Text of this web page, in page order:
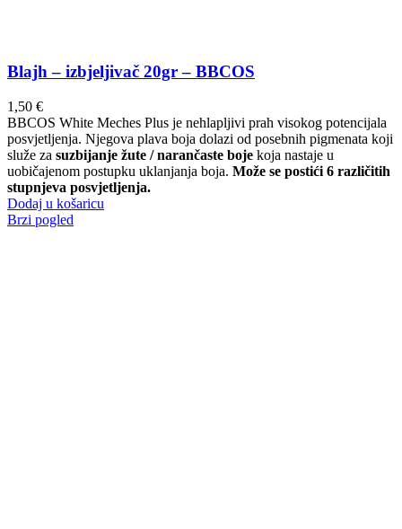
Blajh – izbjeljivač 20gr – BBCOS
1,50 €
BBCOS White Meches Plus je nehlapljivi prah visokog potencijala
posvjetljenja. Njegova plava boja dolazi od posebnih pigmenata koji
služe za suzbijanje žute / narančaste boje koja nastaje u
uobičajenom postupku uklanjanja boja. Može se postići 6 različitih
stupnjeva posvjetljenja.
Dodaj u košaricu
Brzi pogled